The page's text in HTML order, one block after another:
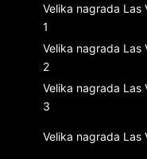
Velika nagrada Las
1
Velika nagrada Las
2
Velika nagrada Las
3
Velika nagrada Las